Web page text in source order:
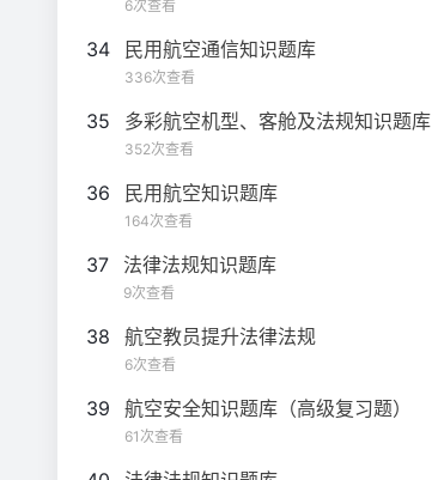
6次查看
34 民用航空通信知识题库
336次查看
35 多彩航空机型、客舱及法规知识题库
352次查看
36 民用航空知识题库
164次查看
37 法律法规知识题库
9次查看
38 航空教员提升法律法规
6次查看
39 航空安全知识题库（高级复习题）
61次查看